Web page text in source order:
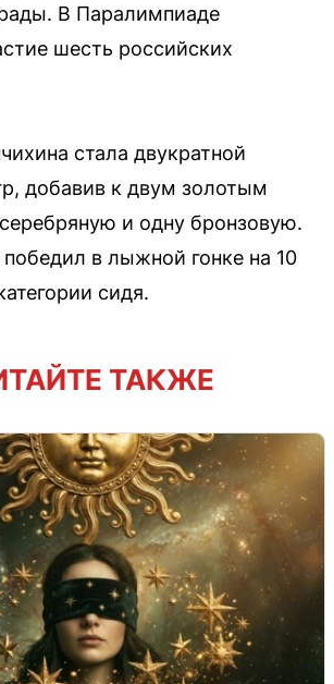
В Паралимпиаде
шесть российских
стала двукратной
добавив к двум золотым
и одну бронзовую.
в лыжной гонке на 10
сидя.
ТАКЖЕ